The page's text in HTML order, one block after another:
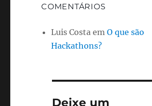
COMENTÁRIOS
Luis Costa em O que são
Hackathons?
Deixe um